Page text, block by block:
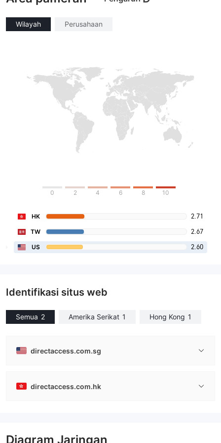
Wilayah Perusahaan
0 2 4 6 8 10
HK 2.71
TW 2.67
US 2.60
Identifikasi situs web
Semua 2 Amerika Serikat 1 Hong Kong 1
directaccess.com.sg
directaccess.com.hk
Diagram Jaringan